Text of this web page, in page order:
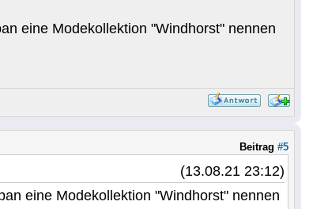
eine Modekollektion "Windhorst" nennen
Beitrag #5
(13.08.21 23:12)
eine Modekollektion "Windhorst" nennen